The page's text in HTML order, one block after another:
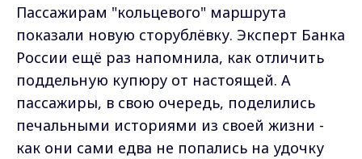
Пассажирам "кольцевого" маршрута
показали новую сторублёвку. Эксперт Банка
России ещё раз напомнила, как отличить
поддельную купюру от настоящей. А
пассажиры, в свою очередь, поделились
печальными историями из своей жизни -
как они сами едва не попались на удочку